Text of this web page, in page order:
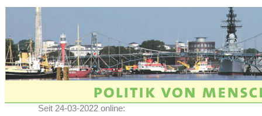
Seit 24-03-2022 online: